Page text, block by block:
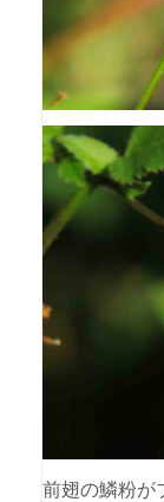
前翅の鱗粉が